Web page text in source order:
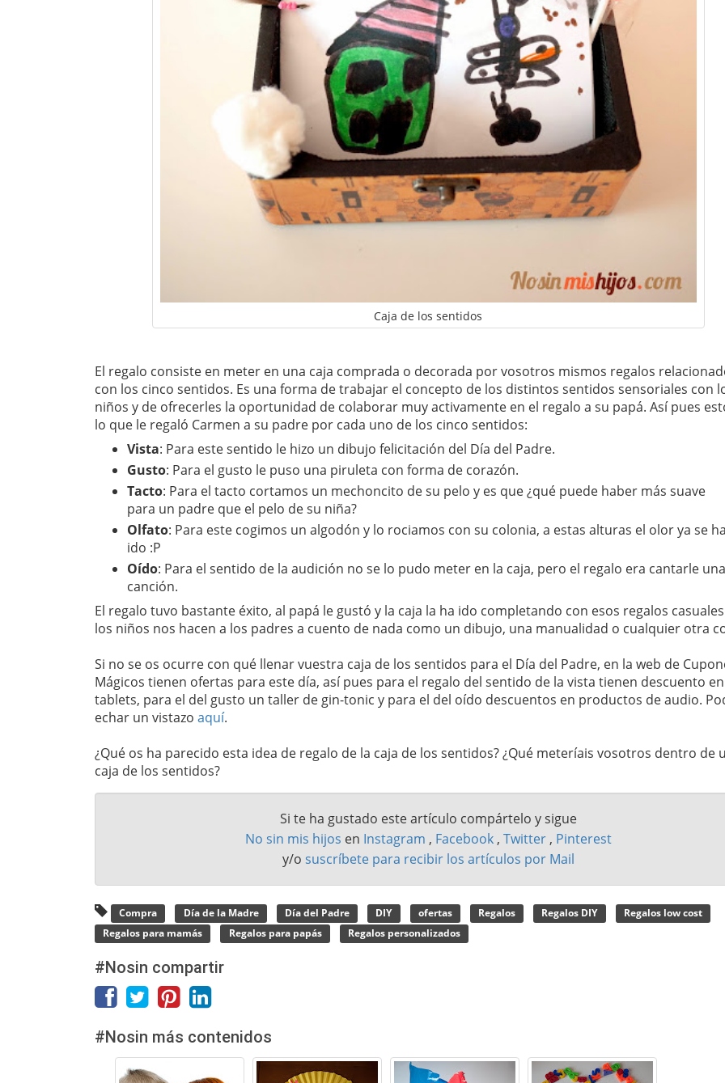
Caja de los sentidos
El regalo consiste en meter en una caja comprada o decorada por vosotros mismos regalos
con los cinco sentidos. Es una forma de trabajar el concepto de los distintos sentidos sensoriales con
niños y de ofrecerles la oportunidad de colaborar muy activamente en el regalo a su papá. Así pues
lo que le regaló Carmen a su padre por cada uno de los cinco sentidos:
Vista: Para este sentido le hizo un dibujo felicitación del Día del Padre.
Gusto: Para el gusto le puso una piruleta con forma de corazón.
Tacto: Para el tacto cortamos un mechoncito de su pelo y es que ¿qué puede haber más suave
para un padre que el pelo de su niña?
Olfato: Para este cogimos un algodón y lo rociamos con su colonia, a estas alturas el olor ya se
ido :P
Oído: Para el sentido de la audición no se lo pudo meter en la caja, pero el regalo era cantarle una
canción.
El regalo tuvo bastante éxito, al papá le gustó y la caja la ha ido completando con esos regalos
los niños nos hacen a los padres a cuento de nada como un dibujo, una manualidad o cualquier otra
Si no se os ocurre con qué llenar vuestra caja de los sentidos para el Día del Padre, en la web de
Mágicos tienen ofertas para este día, así pues para el regalo del sentido de la vista tienen descuento en
tablets, para el del gusto un taller de gin-tonic y para el del oído descuentos en productos de audio.
echar un vistazo aquí.
¿Qué os ha parecido esta idea de regalo de la caja de los sentidos? ¿Qué meteríais vosotros dentro de
caja de los sentidos?
Si te ha gustado este artículo compártelo y sigue
No sin mis hijos en Instagram , Facebook , Twitter , Pinterest
y/o suscríbete para recibir los artículos por Mail
Compra Día de la Madre Día del Padre DIY ofertas Regalos Regalos DIY
Regalos low cost
Regalos para mamás
Regalos para papás Regalos personalizados
#Nosin compartir
#Nosin más contenidos